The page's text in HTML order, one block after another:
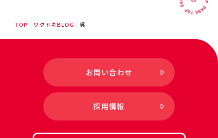
TOP ワクドキBLOG 呉
お問い合わせ
採用情報